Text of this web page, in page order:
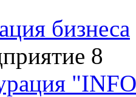
бизнеса
8